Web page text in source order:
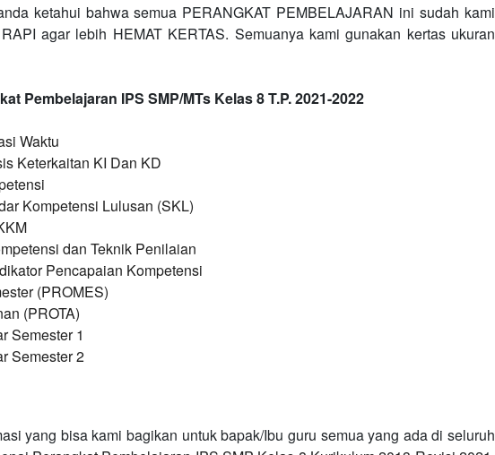
ketahui bahwa semua PERANGKAT PEMBELAJARAN ini sudah kami
agar lebih HEMAT KERTAS. Semuanya kami gunakan kertas ukuran
Pembelajaran IPS SMP/MTs Kelas 8 T.P. 2021-2022
Waktu
Keterkaitan KI Dan KD
Kompetensi Lulusan (SKL)
dan Teknik Penilaian
Pencapaian Kompetensi
(PROMES)
(PROTA)
Semester 1
Semester 2
yang bisa kami bagikan untuk bapak/Ibu guru semua yang ada di seluruh